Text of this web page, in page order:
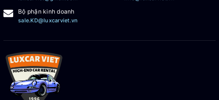
Bộ phận kinh doanh
sale.KD@luxcarviet.vn